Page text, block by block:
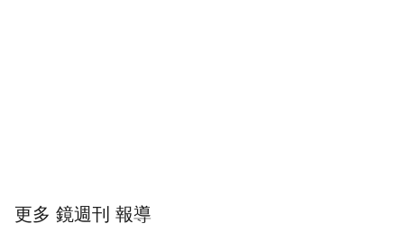
更多 鏡週刊 報導